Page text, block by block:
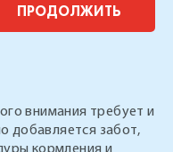
ПРОДОЛЖИТЬ
внимания требует и
добавляется забот,